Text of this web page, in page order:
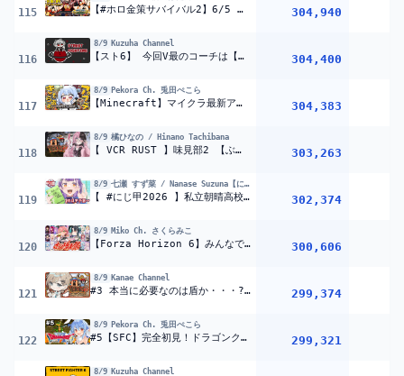
115 【#ホロ金策サバイバル2】6/5 －5日目の日報！Day5 daily report【獅白ぼたん/ホロライブ】 304,940
116
8/9 Kuzuha Channel
【スト6】 今回V最のコーチは【イングカッワド】 304,400
117
8/9 Pekora Ch. 兎田ぺこら
【Minecraft】マイクラ最新アップデート！新要素全部集めるぞ！26.3-snapshot ぺこ！【ホロライブ/兎田ぺこら】 304,383
118
8/9 橘ひなの / Hinano Tachibana
【 VCR RUST 】味見部2 【ぶいすぽっ！/橘ひなの】 303,263
119
8/9 七瀬 すず菜 / Nanase Suzuna【にじさんじ】
【 #にじ甲2026 】私立朝晴高校 2年目甲子園～302,374
120
8/9 Miko Ch. さくらみこ
【Forza Horizon 6】みんなで爆走だあああああああ‼ #ホロ爆走祭【ホロライブ/さくらみこ】 300,606
121
8/9 Kanae Channel
#3 本当に必要なのは盾か・・・? | VCR RUST【にじさんじ/叶】 299,374
122
8/9 Pekora Ch. 兎田ぺこら
#5【SFC】完全初見！ドラゴンクエストVI 幻の大地 ぺこ！【ホロライブ/兎田ぺこら】※ネタバレ注意 299,321
8/9 Kuzuha Channel